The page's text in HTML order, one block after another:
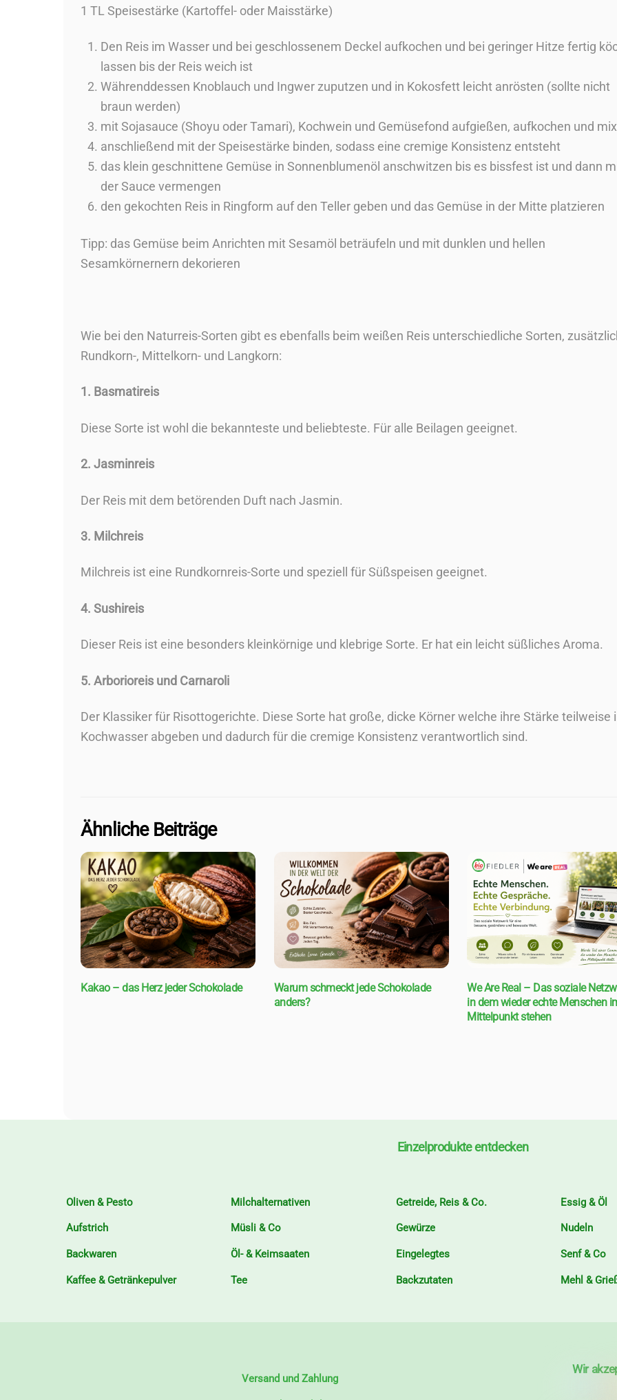
1 TL Speisestärke (Kartoffel- oder Maisstärke)
Den Reis im Wasser und bei geschlossenem Deckel aufkochen und bei geringer Hitze fertig
lassen bis der Reis weich ist
Währenddessen Knoblauch und Ingwer zuputzen und in Kokosfett leicht anrösten (sollte nicht
braun werden)
mit Sojasauce (Shoyu oder Tamari), Kochwein und Gemüsefond aufgießen, aufkochen und
anschließend mit der Speisestärke binden, sodass eine cremige Konsistenz entsteht
das klein geschnittene Gemüse in Sonnenblumenöl anschwitzen bis es bissfest ist und dann
der Sauce vermengen
den gekochten Reis in Ringform auf den Teller geben und das Gemüse in der Mitte platzieren
Tipp: das Gemüse beim Anrichten mit Sesamöl beträufeln und mit dunklen und hellen
Sesamkörnernern dekorieren
Wie bei den Naturreis-Sorten gibt es ebenfalls beim weißen Reis unterschiedliche Sorten,
Rundkorn-, Mittelkorn- und Langkorn:
1. Basmatireis
Diese Sorte ist wohl die bekannteste und beliebteste. Für alle Beilagen geeignet.
2. Jasminreis
Der Reis mit dem betörenden Duft nach Jasmin.
3. Milchreis
Milchreis ist eine Rundkornreis-Sorte und speziell für Süßspeisen geeignet.
4. Sushireis
Dieser Reis ist eine besonders kleinkörnige und klebrige Sorte. Er hat ein leicht süßliches Aroma.
5. Arborioreis und Carnaroli
Der Klassiker für Risottogerichte. Diese Sorte hat große, dicke Körner welche ihre Stärke teilweise
Kochwasser abgeben und dadurch für die cremige Konsistenz verantwortlich sind.
Ähnliche Beiträge
Kakao – das Herz jeder Schokolade
Warum schmeckt jede Schokolade
anders?
We Are Real – Das soziale
in dem wieder echte Menschen
Mittelpunkt stehen
Einzelprodukte entdecken
Oliven & Pesto
Aufstrich
Backwaren
Kaffee & Getränkepulver
Milchalternativen
Müsli & Co
Öl- & Keimsaaten
Tee
Getreide, Reis & Co.
Gewürze
Eingelegtes
Backzutaten
Essig & Öl
Nudeln
Senf & Co
Mehl &
Versand und Zahlung
Wir